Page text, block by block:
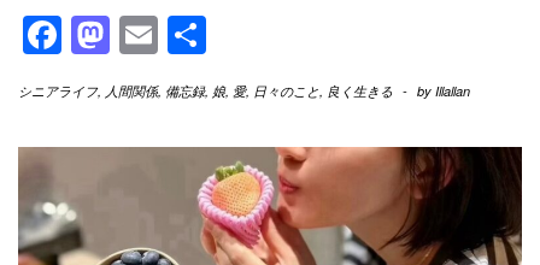
Facebook
Mastodon
Email
有
シニアライフ, 人間関係, 備忘録, 娘, 愛, 日々のこと, 良く生きる - by Illallan